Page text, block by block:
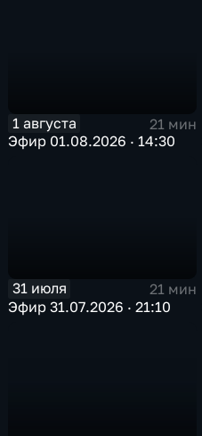
1 августа
21 мин
Эфир 01.08.2026 · 14:30
31 июля
21 мин
Эфир 31.07.2026 · 21:10